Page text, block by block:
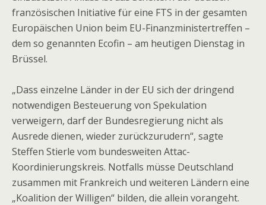
französischen Initiative für eine FTS in der gesamten
Europäischen Union beim EU-Finanzministertreffen –
dem so genannten Ecofin – am heutigen Dienstag in
Brüssel.
„Dass einzelne Länder in der EU sich der dringend
notwendigen Besteuerung von Spekulation
verweigern, darf der Bundesregierung nicht als
Ausrede dienen, wieder zurückzurudern“, sagte
Steffen Stierle vom bundesweiten Attac-
Koordinierungskreis. Notfalls müsse Deutschland
zusammen mit Frankreich und weiteren Ländern eine
„Koalition der Willigen“ bilden, die allein vorangeht.